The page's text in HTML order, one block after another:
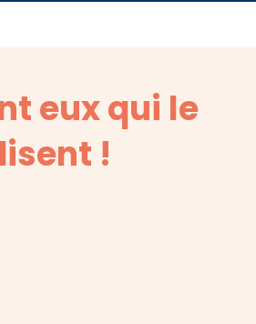
eux qui le
!